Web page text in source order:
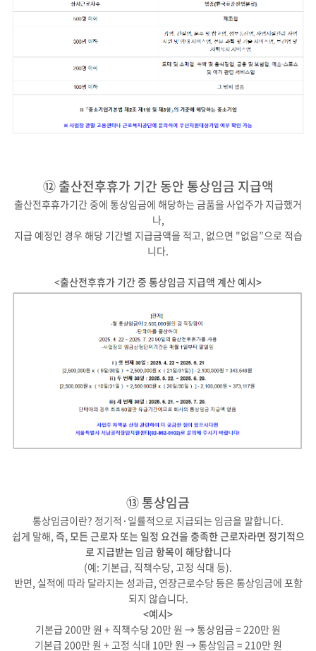
⑫ 출산전후휴가 기간 동안 통상임금 지급액
출산전후휴가기간 중에 통상임금에 해당하는 금품을 사업주가 지급했거
나,
지급 예정인 경우 해당 기간별 지급금액을 적고, 없으면 "없음”으로 적습
니다.
<출산전후휴가 기간 중 통상임금 지급액 계산 예시>
⑬ 통상임금
통상임금이란? 정기적·일률적으로 지급되는 임금을 말합니다.
쉽게 말해, 즉, 모든 근로자 또는 일정 요건을 충족한 근로자라면 정기적으
로 지급받는 임금 항목이 해당합니다
(예: 기본급, 직책수당, 고정 식대 등).
반면, 실적에 따라 달라지는 성과급, 연장근로수당 등은 통상임금에 포함
되지 않습니다.
<예시>
기본급 200만 원 + 직책수당 20만 원 → 통상임금 = 220만 원
기본급 200만 원 + 고정 식대 10만 원 → 통상임금 = 210만 원